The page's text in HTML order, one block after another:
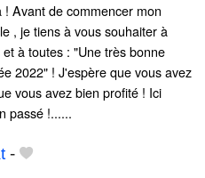
! Avant de commencer mon
, je tiens à vous souhaiter à
et à toutes : "Une très bonne
2022" ! J'espère que vous avez
vous avez bien profité ! Ici
passé !......
-